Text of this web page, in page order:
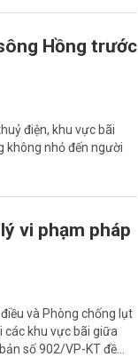
Hồng trước
điện, khu vực bãi
không nhỏ đến người
vi phạm pháp
và Phòng chống lụt
các khu vực bãi giữa
số 902/VP-KT đề...